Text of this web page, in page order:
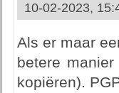
10-02-2023,
Als er maar
betere
kopiëren).